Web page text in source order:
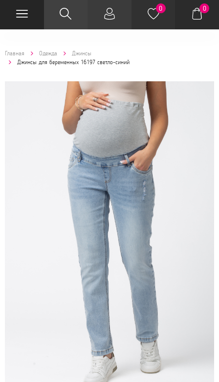
0 0
Главная Одежда
Джинсы
Джинсы для беременных 16197 светло-синий